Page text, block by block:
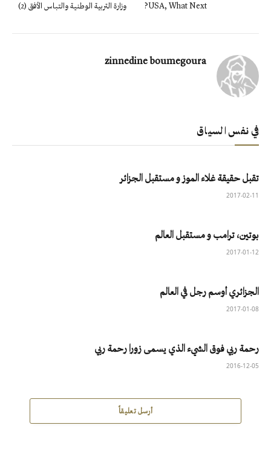
USA, What Next? وزارة التربية الوطنية والتباس الأفق (2)
zinnedine boumegoura
في نفس السياق
تقبل حقيقة غلاء الموز و مستقبل الجزائر
2017-02-11
بوتين، ترامب و مستقبل العالم
2017-01-12
الجزائري أوسم رجل في العالم
2017-01-08
رحمة ربي فوق الشيء الذي يسمى زورا رحمة ربي
2016-12-05
أرسل تعليقاً